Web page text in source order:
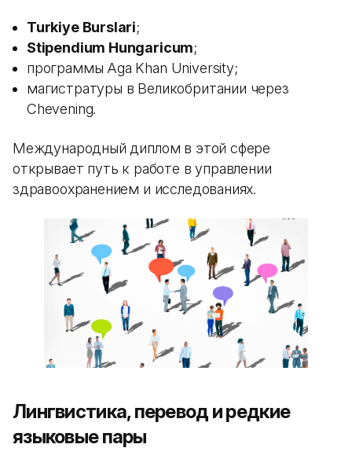
Turkiye Burslari;
Stipendium Hungaricum;
программы Aga Khan University;
магистратуры в Великобритании через
Chevening.
Международный диплом в этой сфере
открывает путь к работе в управлении
здравоохранением и исследованиях.
Лингвистика, перевод и редкие
языковые пары